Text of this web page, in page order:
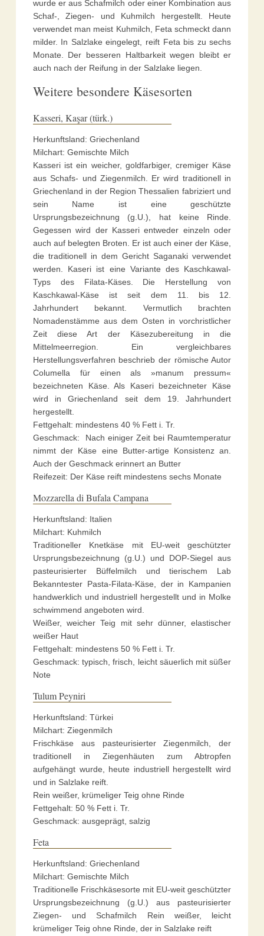
wurde er aus Schafmilch oder einer Kombination aus
Schaf-, Ziegen- und Kuhmilch hergestellt. Heute
verwendet man meist Kuhmilch, Feta schmeckt dann
milder. In Salzlake eingelegt, reift Feta bis zu sechs
Monate. Der besseren Haltbarkeit wegen bleibt er
auch nach der Reifung in der Salzlake liegen.
Weitere besondere Käsesorten
Kasseri, Kaşar (türk.)
Herkunftsland: Griechenland
Milchart: Gemischte Milch
Kasseri ist ein weicher, goldfarbiger, cremiger Käse
aus Schafs- und Ziegenmilch. Er wird traditionell in
Griechenland in der Region Thessalien fabriziert und
sein Name ist eine geschützte
Ursprungsbezeichnung (g.U.), hat keine Rinde.
Gegessen wird der Kasseri entweder einzeln oder
auch auf belegten Broten. Er ist auch einer der Käse,
die traditionell in dem Gericht Saganaki verwendet
werden. Kaseri ist eine Variante des Kaschkawal-
Typs des Filata-Käses. Die Herstellung von
Kaschkawal-Käse ist seit dem 11. bis 12.
Jahrhundert bekannt. Vermutlich brachten
Nomadenstämme aus dem Osten in vorchristlicher
Zeit diese Art der Käsezubereitung in die
Mittelmeerregion. Ein vergleichbares
Herstellungsverfahren beschrieb der römische Autor
Columella für einen als »manum pressum«
bezeichneten Käse. Als Kaseri bezeichneter Käse
wird in Griechenland seit dem 19. Jahrhundert
hergestellt.
Fettgehalt: mindestens 40 % Fett i. Tr.
Geschmack: Nach einiger Zeit bei Raumtemperatur
nimmt der Käse eine Butter-artige Konsistenz an.
Auch der Geschmack erinnert an Butter
Reifezeit: Der Käse reift mindestens sechs Monate
Mozzarella di Bufala Campana
Herkunftsland: Italien
Milchart: Kuhmilch
Traditioneller Knetkäse mit EU-weit geschützter
Ursprungsbezeichnung (g.U.) und DOP-Siegel aus
pasteurisierter Büffelmilch und tierischem Lab
Bekanntester Pasta-Filata-Käse, der in Kampanien
handwerklich und industriell hergestellt und in Molke
schwimmend angeboten wird.
Weißer, weicher Teig mit sehr dünner, elastischer
weißer Haut
Fettgehalt: mindestens 50 % Fett i. Tr.
Geschmack: typisch, frisch, leicht säuerlich mit süßer
Note
Tulum Peyniri
Herkunftsland: Türkei
Milchart: Ziegenmilch
Frischkäse aus pasteurisierter Ziegenmilch, der
traditionell in Ziegenhäuten zum Abtropfen
aufgehängt wurde, heute industriell hergestellt wird
und in Salzlake reift.
Rein weißer, krümeliger Teig ohne Rinde
Fettgehalt: 50 % Fett i. Tr.
Geschmack: ausgeprägt, salzig
Feta
Herkunftsland: Griechenland
Milchart: Gemischte Milch
Traditionelle Frischkäsesorte mit EU-weit geschützter
Ursprungsbezeichnung (g.U.) aus pasteurisierter
Ziegen- und Schafmilch Rein weißer, leicht
krümeliger Teig ohne Rinde, der in Salzlake reift